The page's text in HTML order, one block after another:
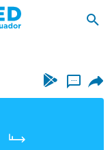
...